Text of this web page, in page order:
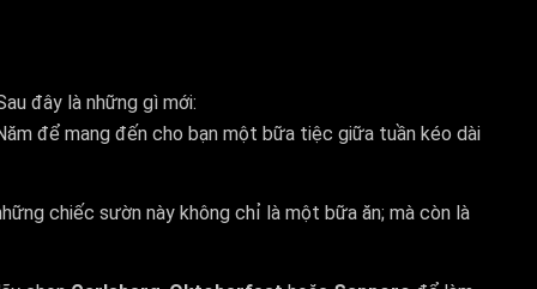
đây là những gì mới:
để mang đến cho bạn một bữa tiệc giữa tuần kéo dài
chiếc sườn này không chỉ là một bữa ăn; mà còn là